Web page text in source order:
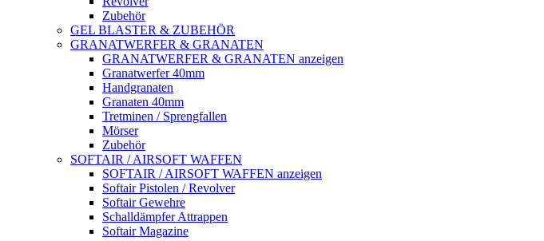
Zubehör
GEL BLASTER & ZUBEHÖR
GRANATWERFER & GRANATEN
GRANATWERFER & GRANATEN anzeigen
Granatwerfer 40mm
Handgranaten
Granaten 40mm
Tretminen / Sprengfallen
Mörser
Zubehör
SOFTAIR / AIRSOFT WAFFEN
SOFTAIR / AIRSOFT WAFFEN anzeigen
Softair Pistolen / Revolver
Softair Gewehre
Schalldämpfer Attrappen
Softair Magazine